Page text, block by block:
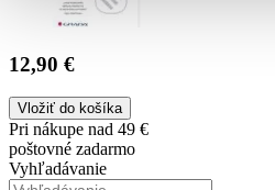
12,90 €
Vložiť do košíka
Pri nákupe nad 49 €
poštovné zadarmo
Vyhľadávanie